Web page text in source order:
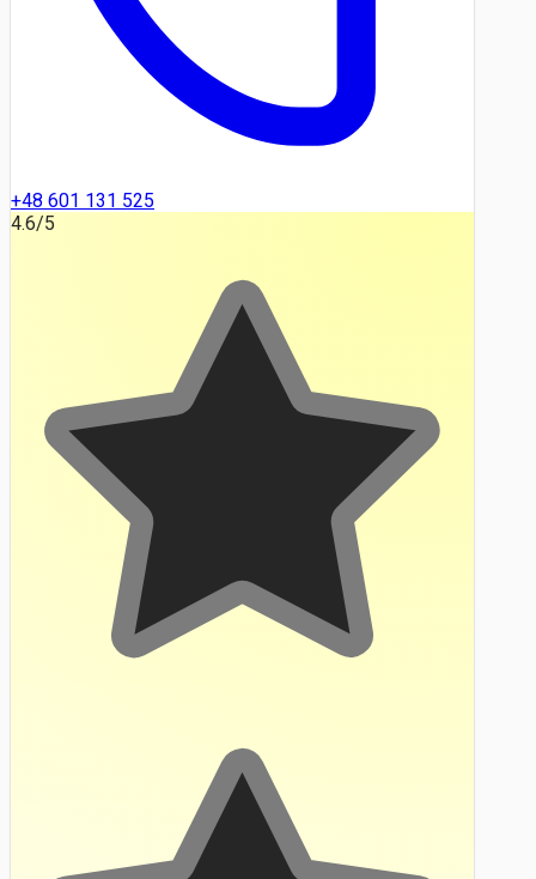
+48 601 131 525
4.6/5